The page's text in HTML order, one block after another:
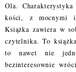
Ola.
kości, z mocnymi i
Książka zawiera w
czytelnika. To
to nawet nie
bezinteresownie